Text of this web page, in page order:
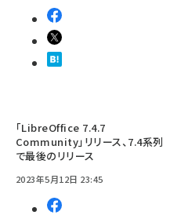
「LibreOffice 7.4.7
Community」リリース、7.4系列
で最後のリリース
2023年5月12日 23:45